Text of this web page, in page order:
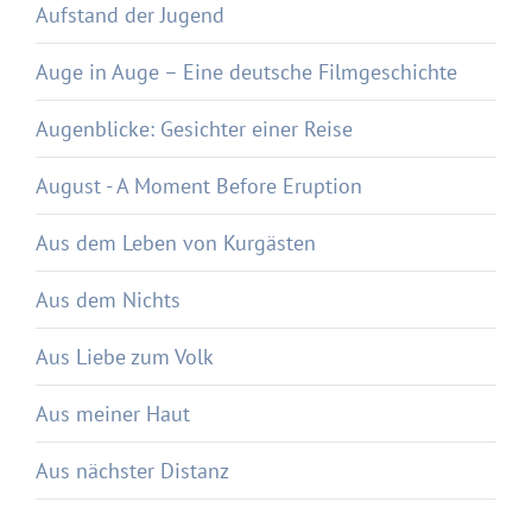
Aufstand der Jugend
Auge in Auge – Eine deutsche Filmgeschichte
Augenblicke: Gesichter einer Reise
August - A Moment Before Eruption
Aus dem Leben von Kurgästen
Aus dem Nichts
Aus Liebe zum Volk
Aus meiner Haut
Aus nächster Distanz